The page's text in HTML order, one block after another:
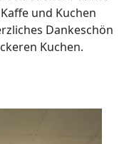
und Kuchen
Dankeschön
Kuchen.